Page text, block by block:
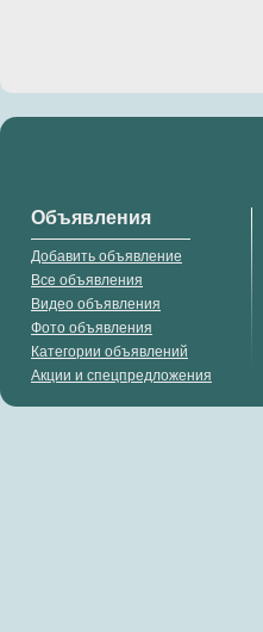
Объявления
Добавить объявление
Все объявления
Видео объявления
Фото объявления
Категории объявлений
Акции и спецпредложения